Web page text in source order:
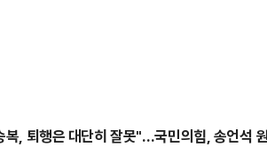
복, 퇴행은 대단히 잘못"…국민의힘, 송언석